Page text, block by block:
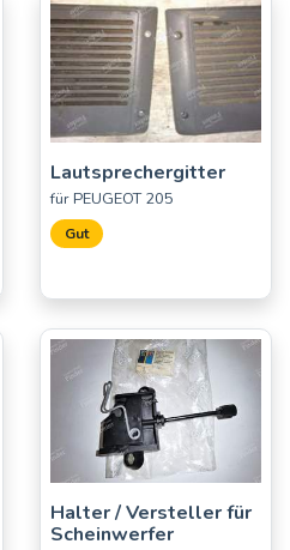
Lautsprechergitter
für PEUGEOT 205
Gut
Halter / Versteller für
Scheinwerfer